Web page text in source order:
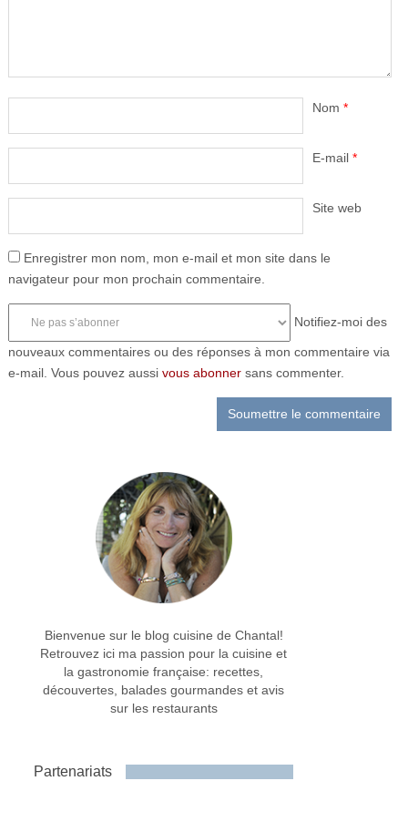
Nom *
E-mail *
Site web
Enregistrer mon nom, mon e-mail et mon site dans le
navigateur pour mon prochain commentaire.
Notifiez-moi des
nouveaux commentaires ou des réponses à mon commentaire via
e-mail. Vous pouvez aussi vous abonnersans commenter.
Bienvenue sur le blog cuisine de Chantal!
Retrouvez ici ma passion pour la cuisine et
la gastronomie française: recettes,
découvertes, balades gourmandes et avis
sur les restaurants
Partenariats